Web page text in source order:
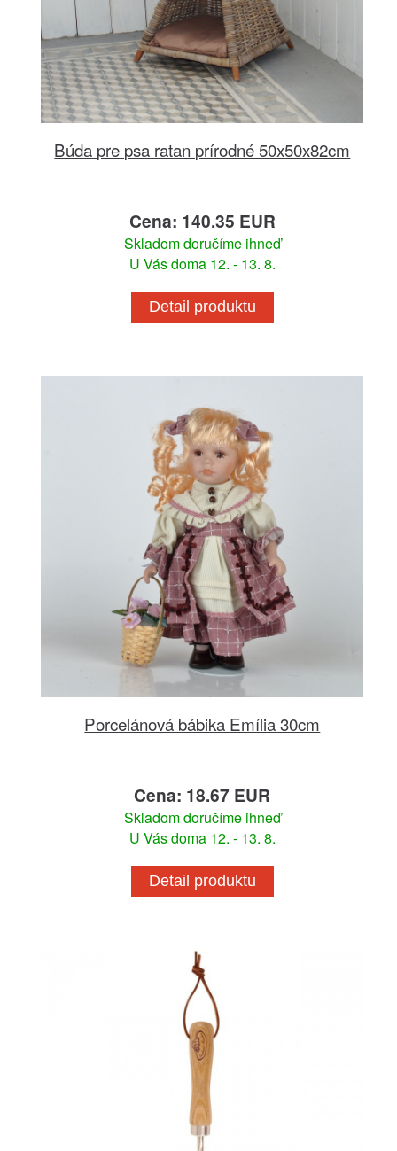
Búda pre psa ratan prírodné 50x50x82cm
Cena: 140.35 EUR
Skladom doručíme ihneď
U Vás doma 12. - 13. 8.
Detail produktu
Porcelánová bábika Emília 30cm
Cena: 18.67 EUR
Skladom doručíme ihneď
U Vás doma 12. - 13. 8.
Detail produktu